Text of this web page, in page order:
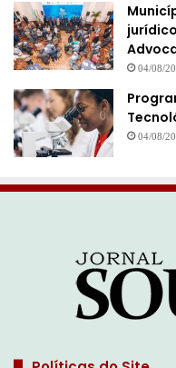
04/08/
04/08/